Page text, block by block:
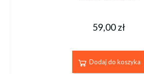
59,00 zł
Dodaj do koszyka